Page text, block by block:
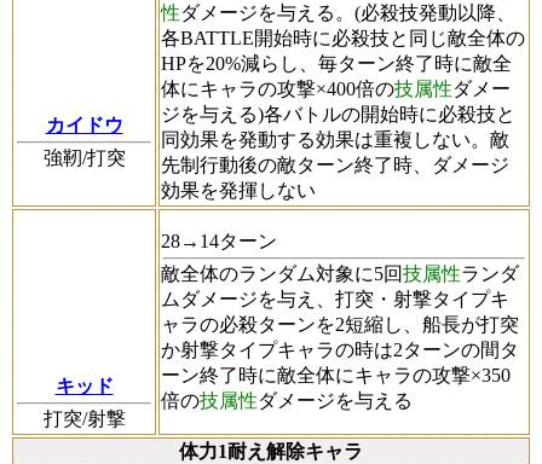
カイドウ
強靭/打突
性ダメージを与える。(必殺技発動以降、
各BATTLE開始時に必殺技と同じ敵全体の
HPを20%減らし、毎ターン終了時に敵全
体にキャラの攻撃×400倍の技属性ダメー
ジを与える)各バトルの開始時に必殺技と
同効果を発動する効果は重複しない。敵
先制行動後の敵ターン終了時、ダメージ
効果を発揮しない
キッド
打突/射撃
28→14ターン
敵全体のランダム対象に5回技属性ランダ
ムダメージを与え、打突・射撃タイプキ
ャラの必殺ターンを2短縮し、船長が打突
か射撃タイプキャラの時は2ターンの間タ
ーン終了時に敵全体にキャラの攻撃×350
倍の技属性ダメージを与える
体力1耐え解除キャラ